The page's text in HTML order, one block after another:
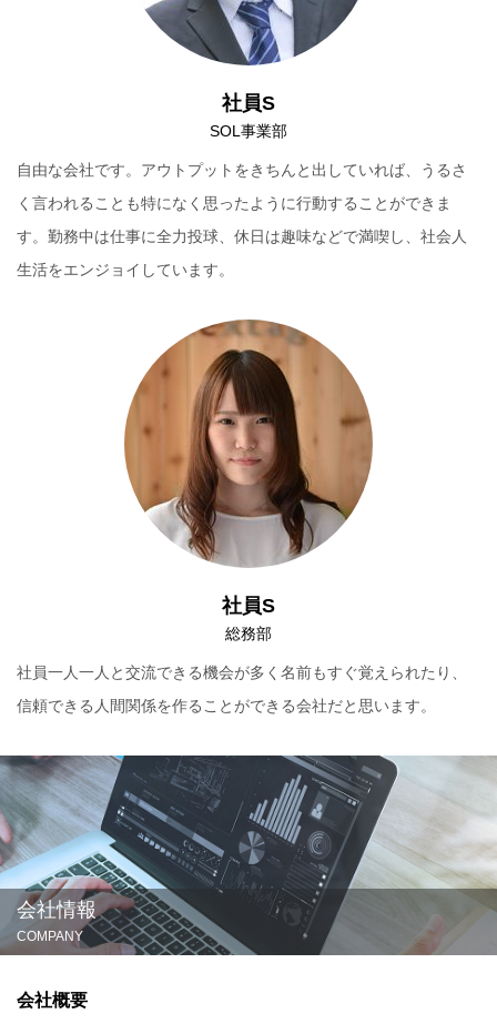
社員S
SOL事業部
自由な会社です。アウトプットをきちんと出していれば、うるさ
く言われることも特になく思ったように行動することができま
す。勤務中は仕事に全力投球、休日は趣味などで満喫し、社会人
生活をエンジョイしています。
社員S
総務部
社員一人一人と交流できる機会が多く名前もすぐ覚えられたり、
信頼できる人間関係を作ることができる会社だと思います。
会社情報
COMPANY
会社概要